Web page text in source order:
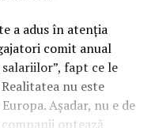
a adus în atenția
comit anual
fapt ce le
nu este
Așadar, nu e de
optează